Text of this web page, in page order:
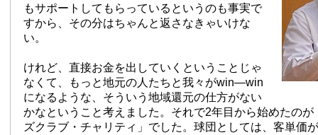
もサポートしてもらっているというのも事実で
すから、その分はちゃんと返さなきゃいけな
い。
けれど、直接お金を出していくということじゃ
なくて、もっと地元の人たちと我々がwin—win
になるような、そういう地域還元の仕方がない
かなということ考えました。それで2年目から始めたのが
ズクラブ・チャリティ」でした。球団としては、客単価